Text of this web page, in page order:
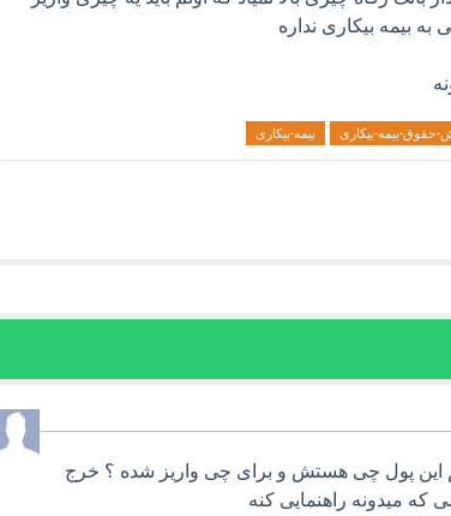
بیمه بیکاری نداره
حقوق-بیمه-بیکاری بیمه-بیکاری
این پول چی هستش و برای چی واریز شده ؟ خرج
میدونه راهنمایی کنه